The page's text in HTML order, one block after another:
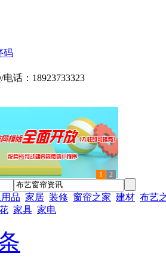
话：18923733323
1 2
品 家居 装修 窗帘之家 建材 布艺
家具 家电